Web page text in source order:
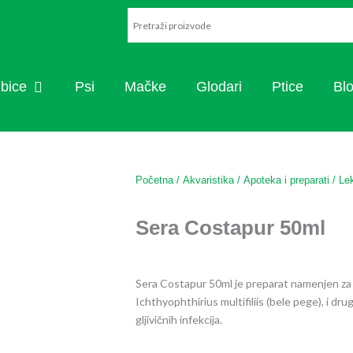
OPEN RIBICE
Psi Mačke Glodari Ptice
Početna/ Akvaristika/ Apoteka i preparati /
Sera Costapur 50ml
Sera Costapur 50ml je preparat namenjen
Ichthyophthirius multifiliis (bele pege), i
gljivičnih infekcija.